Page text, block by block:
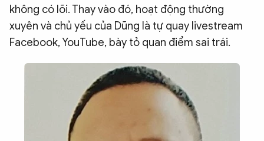
không có lõi. Thay vào đó, hoạt động thường
xuyên và chủ yếu của Dũng là tự quay livestream
Facebook, YouTube, bày tỏ quan điểm sai trái.